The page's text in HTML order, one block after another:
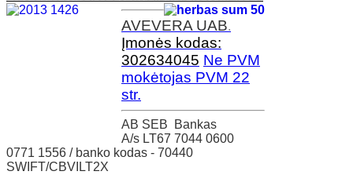
AVEVERA UAB.
Įmonės kodas:
302634045 Ne PVM
mokėtojas PVM 22
str.
AB SEB Bankas
A/s LT67 7044 0600
0771 1556 / banko kodas - 70440
SWIFT/CBVILT2X